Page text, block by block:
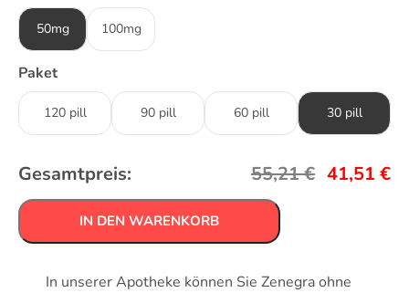
50mg 100mg
Paket
120 pill 90 pill 60 pill 30 pill
Gesamtpreis: 55,21€ 41,51 €
IN DEN WARENKORB
In unserer Apotheke können Sie Zenegra ohne